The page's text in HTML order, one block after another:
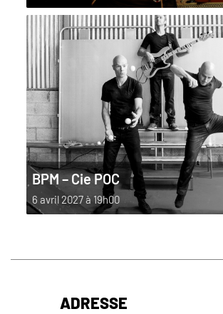
BPM – Cie POC
6 avril 2027 à 19h00
ADRESSE